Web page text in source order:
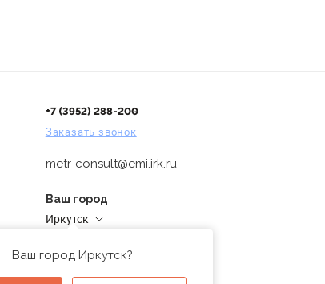
+7 (3952) 288-200
Заказать звонок
metr-consult@emi.irk.ru
Ваш город
Иркутск
Ваш город Иркутск?